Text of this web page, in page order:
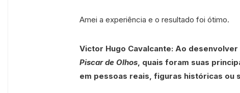
Amei a experiência e o resultado foi ótimo.
Victor Hugo Cavalcante: Ao
Piscar de Olhos, quais foram suas
em pessoas reais, figuras históricas ou